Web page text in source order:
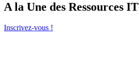
A la Une des Ressources IT
Inscrivez-vous !